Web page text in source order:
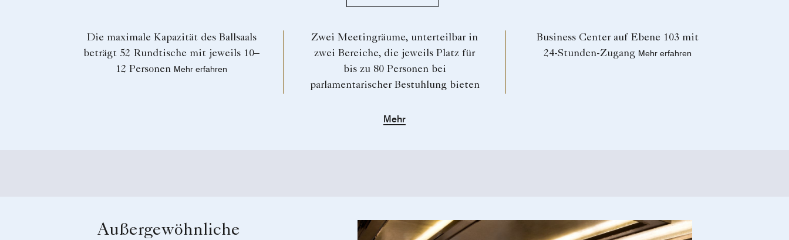
Die maximale Kapazität des Ballsaals
beträgt 52 Rundtische mit jeweils 10–
12 Personen Mehr erfahren
Zwei Meetingräume, unterteilbar in
zwei Bereiche, die jeweils Platz für
bis zu 80 Personen bei
parlamentarischer Bestuhlung bieten
Business Center auf Ebene 103 mit
24-Stunden-Zugang Mehr erfahren
Mehr
Außergewöhnliche